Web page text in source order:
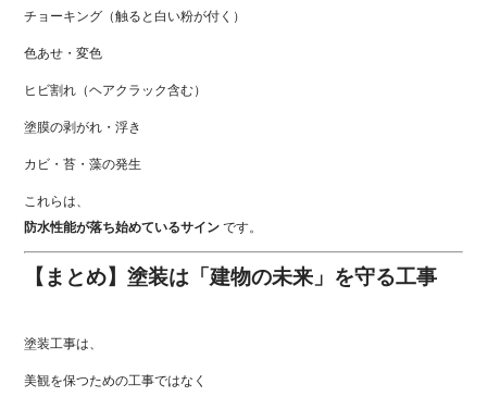
チョーキング（触ると白い粉が付く）
色あせ・変色
ヒビ割れ（ヘアクラック含む）
塗膜の剥がれ・浮き
カビ・苔・藻の発生
これらは、
防水性能が落ち始めているサイン です。
【まとめ】塗装は「建物の未来」を守る工事
塗装工事は、
美観を保つための工事ではなく